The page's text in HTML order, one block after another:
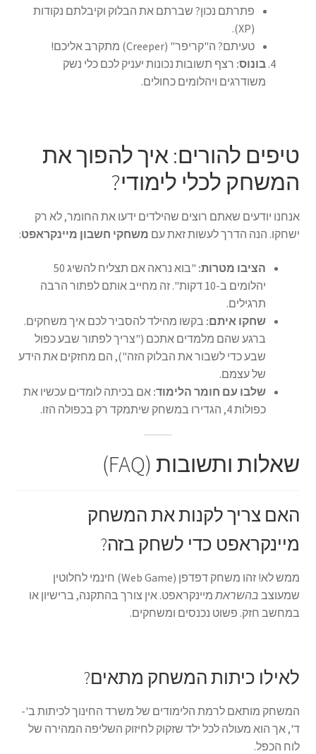
פתרתם נכון? שברתם את הבלוק וקיבלתם נקודות
(XP).
טעיתם? ה"קריפר" (Creeper) מתקרב אליכם!
בונוס: רצף תשובות נכונות יעניק לכם כלי נשק
משודרגים ויהלומים כחולים.
טיפים להורים: איך להפוך את
המשחק לכלי לימודי?
אנחנו יודעים שאתם רוצים שהילדים ידעו את החומר, לא רק
ישחקו. הנה הדרך לעשות זאת עם משחקי חשבון מיינקראפט:
הציבו מטרות:
"בוא נראה אם תצליח להשיג 50
יהלומים ב-10 דקות". זה מחייב אותם לפתור הרבה
תרגילים.
שחקו איתם: בקשו מהילד להסביר לכם איך משחקים.
ברגע שהם מלמדים אתכם ("צריך לפתור שבע כפול
שבע כדי לשבור את הבלוק הזה"), הם מחזקים את הידע
של עצמם.
שלבו עם חומר הלימוד: אם בכיתה לומדים עכשיו את
כפולות 4, הגדירו במשחק שיתמקד רק בכפולה הזו.
שאלות ותשובות (FAQ)
האם צריך לקנות את המשחק
מיינקראפט כדי לשחק בזה?
ממש לא! זהו משחק דפדפן (Web Game) חינמי לחלוטין
שמעוצב בהשראתמיינקראפט. אין צורך בהתקנה, ברישיון או
במחשב חזק. פשוט נכנסים ומשחקים.
לאילו כיתות המשחק מתאים?
המשחק מותאם לרמת הלימודים של משרד החינוך לכיתות ב'-
ד', אך הוא מעולה לכל ילד שזקוק לחיזוק השליפה המהירה של
לוח הכפל.